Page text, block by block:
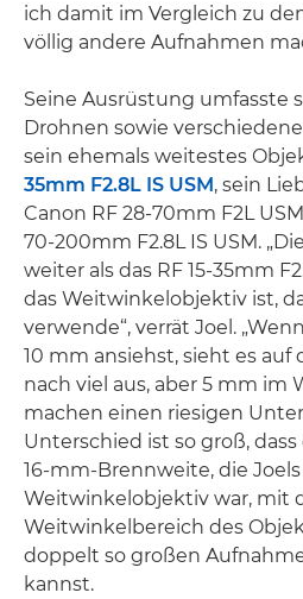
ich damit im Vergleich zu
völlig andere Aufnahmen
Seine Ausrüstung umfasste
Drohnen sowie
sein ehemals weitestes
35mm F2.8L IS USM, sein
Canon RF 28-70mm F2L
70-200mm F2.8L IS USM.
weiter als das RF 15-35mm
das Weitwinkelobjektiv ist,
verwende“, verrät Joel.
10 mm ansiehst, sieht es auf
nach viel aus, aber 5 mm im
machen einen riesigen
Unterschied ist so groß,
16-mm-Brennweite, die
Weitwinkelobjektiv war, mit
Weitwinkelbereich des
doppelt so großen
kannst.